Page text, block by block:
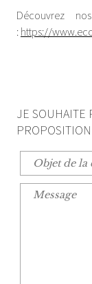
Découvrez
: https://
JE SOUHAITE